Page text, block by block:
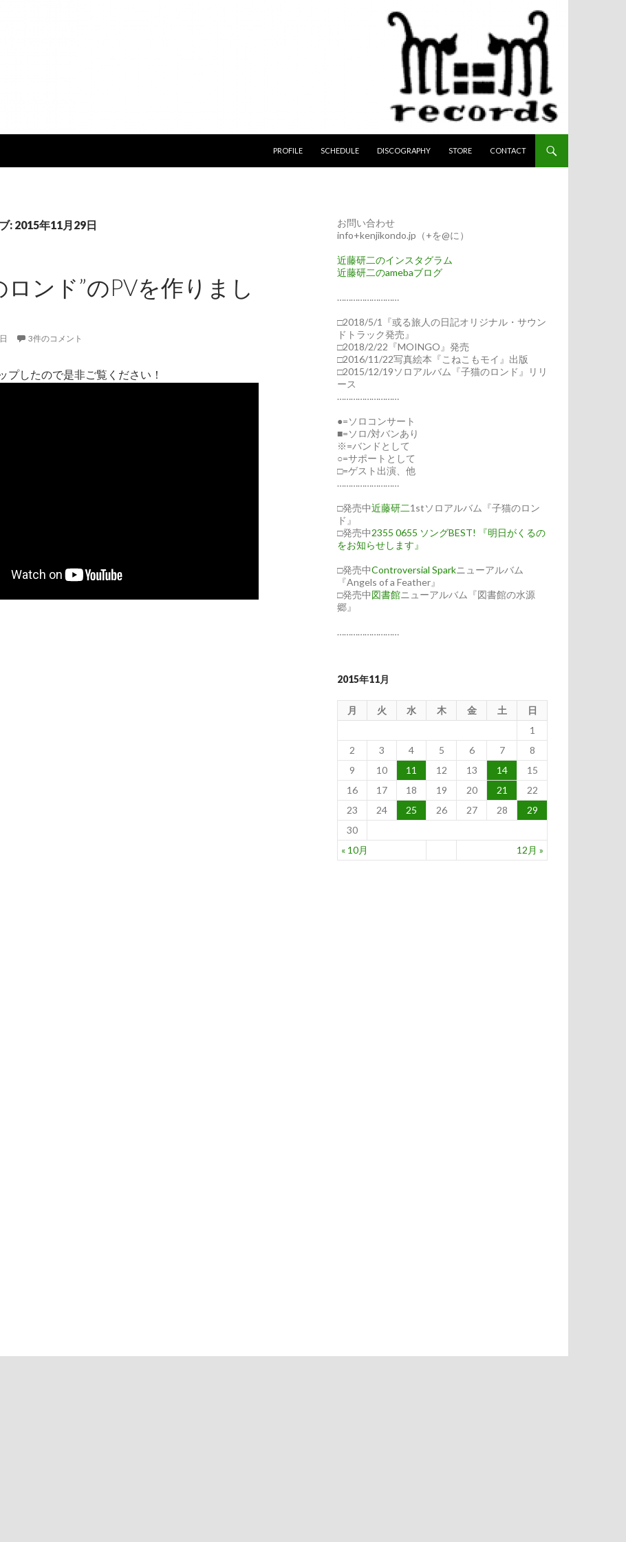
PROFILE
SCHEDULE DISCOGRAPHY STORE CONTACT
: 2015年11月29日
ロンド”のPVを作りまし
3件のコメント
プしたので是非ご覧ください！
お問い合わせ
info+kenjikondo.jp（+を@に）
近藤研二のインスタグラム
近藤研二のamebaブログ
………………………
□2018/5/1『或る旅人の日記オリジナル・サウン
ドトラック発売』
□2018/2/22『MOINGO』発売
□2016/11/22写真絵本『こねこもモイ』出版
□2015/12/19ソロアルバム『子猫のロンド』リリ
ース
………………………
●=ソロコンサート
■=ソロ/対バンあり
※=バンドとして
○=サポートとして
□=ゲスト出演、他
………………………
□発売中近藤研二1stソロアルバム『子猫のロン
ド』
□発売中2355 0655 ソングBEST! 『明日がくるの
をお知らせします』
□発売中Controversial Sparkニューアルバム
『Angels of a Feather』
□発売中図書館ニューアルバム『図書館の水源
郷』
………………………
2015年11月
月 火 水 木 金 土 日
« 10月 12月 »
1
2
3 4 5 6 7
8
9
10 11 12 13 14
15
16
17 18 19 20 21
22
23
24 25 26 27 28
29
30